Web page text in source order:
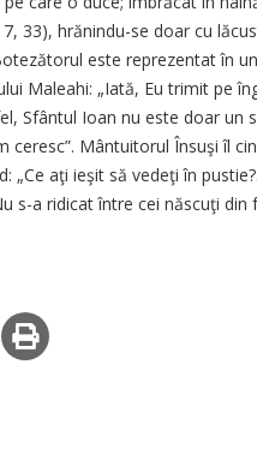
33), hrănindu-se doar cu
este reprezentat în
Maleahi: „Iată, Eu trimit pe
Sfântul Ioan nu este doar un
ceresc”. Mântuitorul Însuşi îl
aţi ieşit să vedeţi în
s-a ridicat între cei născuţi din